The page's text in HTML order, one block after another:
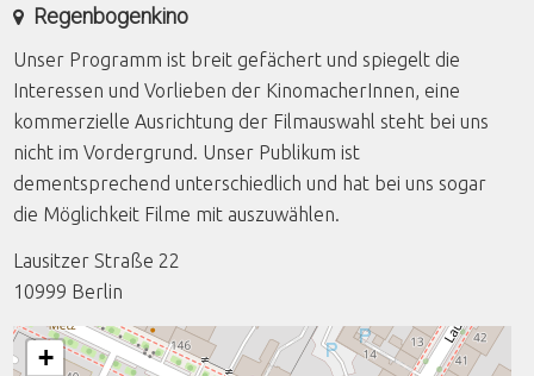
Regenbogenkino
Unser Programm ist breit gefächert und spiegelt die
Interessen und Vorlieben der KinomacherInnen, eine
kommerzielle Ausrichtung der Filmauswahl steht bei uns
nicht im Vordergrund. Unser Publikum ist
dementsprechend unterschiedlich und hat bei uns sogar
die Möglichkeit Filme mit auszuwählen.
Lausitzer Straße 22
10999 Berlin
+